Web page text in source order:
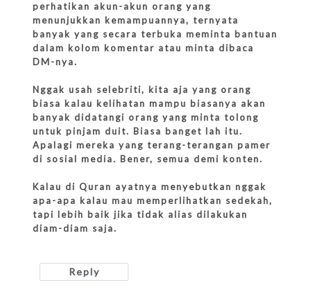
perhatikan akun-akun orang yang
menunjukkan kemampuannya, ternyata
banyak yang secara terbuka meminta bantuan
dalam kolom komentar atau minta dibaca
DM-nya.
Nggak usah selebriti, kita aja yang orang
biasa kalau kelihatan mampu biasanya akan
banyak didatangi orang yang minta tolong
untuk pinjam duit. Biasa banget lah itu.
Apalagi mereka yang terang-terangan pamer
di sosial media. Bener, semua demi konten.
Kalau di Quran ayatnya menyebutkan nggak
apa-apa kalau mau memperlihatkan sedekah,
tapi lebih baik jika tidak alias dilakukan
diam-diam saja.
Reply